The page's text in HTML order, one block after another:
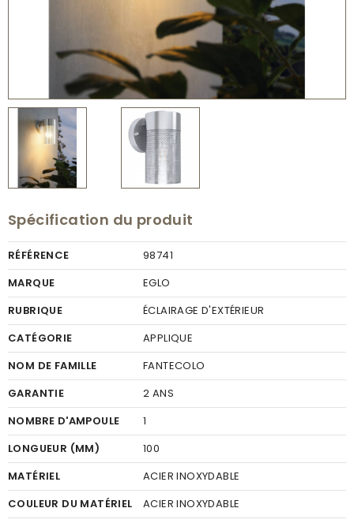
Spécification du produit
RÉFÉRENCE
98741
MARQUE
EGLO
RUBRIQUE
ÉCLAIRAGE D'EXTÉRIEUR
CATÉGORIE
APPLIQUE
NOM DE FAMILLE
FANTECOLO
GARANTIE
2 ANS
NOMBRE D'AMPOULE
1
LONGUEUR (MM)
100
MATÉRIEL
ACIER INOXYDABLE
COULEUR DU MATÉRIEL
ACIER INOXYDABLE